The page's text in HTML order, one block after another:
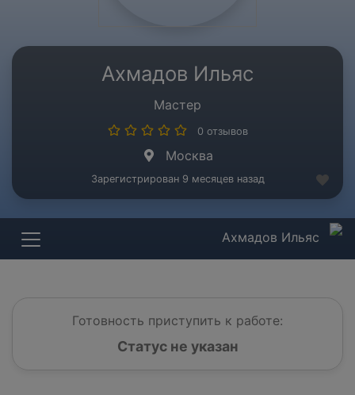
Ахмадов Ильяс
Мастер
0 отзывов
Москва
Зарегистрирован 9 месяцев назад
Ахмадов Ильяс
Готовность приступить к работе:
Статус не указан